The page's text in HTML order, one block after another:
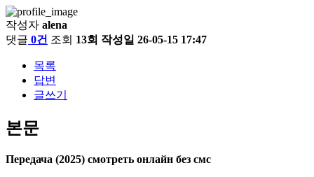
작성자 alena
댓글 0건 조회 13회 작성일 26-05-15 17:47
목록
답변
글쓰기
본문
Передача (2025) смотреть онлайн без смс